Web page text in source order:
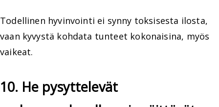
Todellinen hyvinvointi ei synny toksisesta ilosta,
vaan kyvystä kohdata tunteet kokonaisina, myös
vaikeat.
10. He pysyttelevät